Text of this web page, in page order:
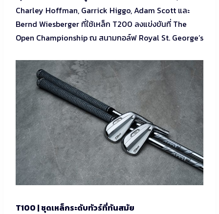
Charley Hoffman, Garrick Higgo, Adam Scott และ
Bernd Wiesberger ที่ใช้เหล็ก T200 ลงแข่งขันที่ The
Open Championship ณ สนามกอล์ฟ Royal St. George’s
T100 | ชุดเหล็กระดับทัวร์ที่ทันสมัย